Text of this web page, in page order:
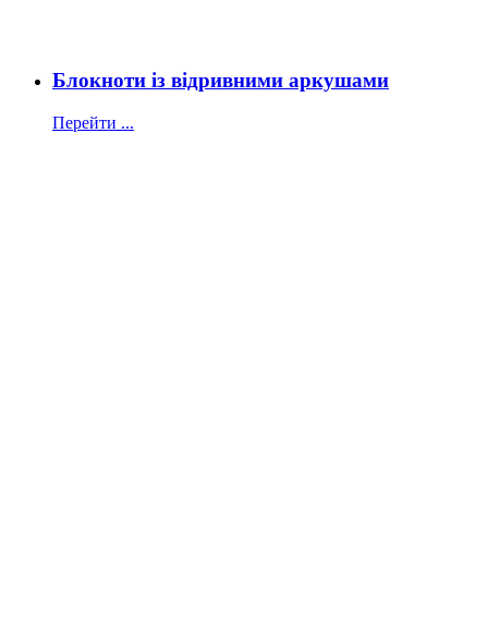
Блокноти із відривними аркушами
Перейти ...